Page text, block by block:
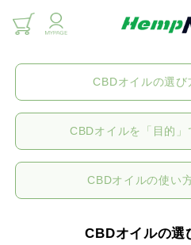
CBDオイルの選び
CBDオイルを「目的」
CBDオイルの使い
CBDオイルの選